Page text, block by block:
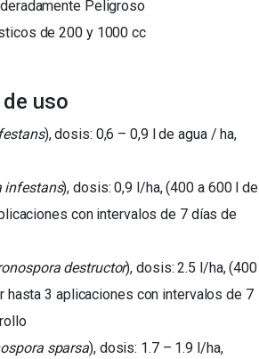
Peligroso
de 200 y 1000 cc
uso
), dosis: 0,6 – 0,9 l de agua / ha,
infestans), dosis: 0,9 l/ha, (400 a 600 l de
con intervalos de 7 días de
destructor), dosis: 2.5 l/ha, (400
hasta 3 aplicaciones con intervalos de 7
sparsa), dosis: 1.7 – 1.9 l/ha,